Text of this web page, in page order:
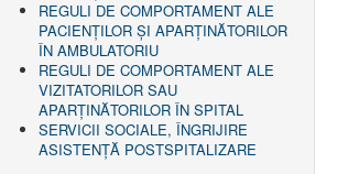
REGULI DE COMPORTAMENT ALE
PACIENȚILOR ȘI APARȚINĂTORILOR
ÎN AMBULATORIU
REGULI DE COMPORTAMENT ALE
VIZITATORILOR SAU
APARȚINĂTORILOR ÎN SPITAL
SERVICII SOCIALE, ÎNGRIJIRE
ASISTENŢĂ POSTSPITALIZARE